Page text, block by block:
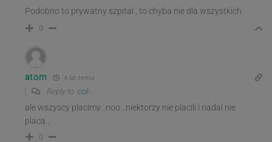
Podobno to prywatny szpital , to chyba nie dla wszystkich.
0
atom 4 lat temu
Reply to col-
ale wszyscy placimy…noo…niektorzy nie placili i nadal nie
placa…
0